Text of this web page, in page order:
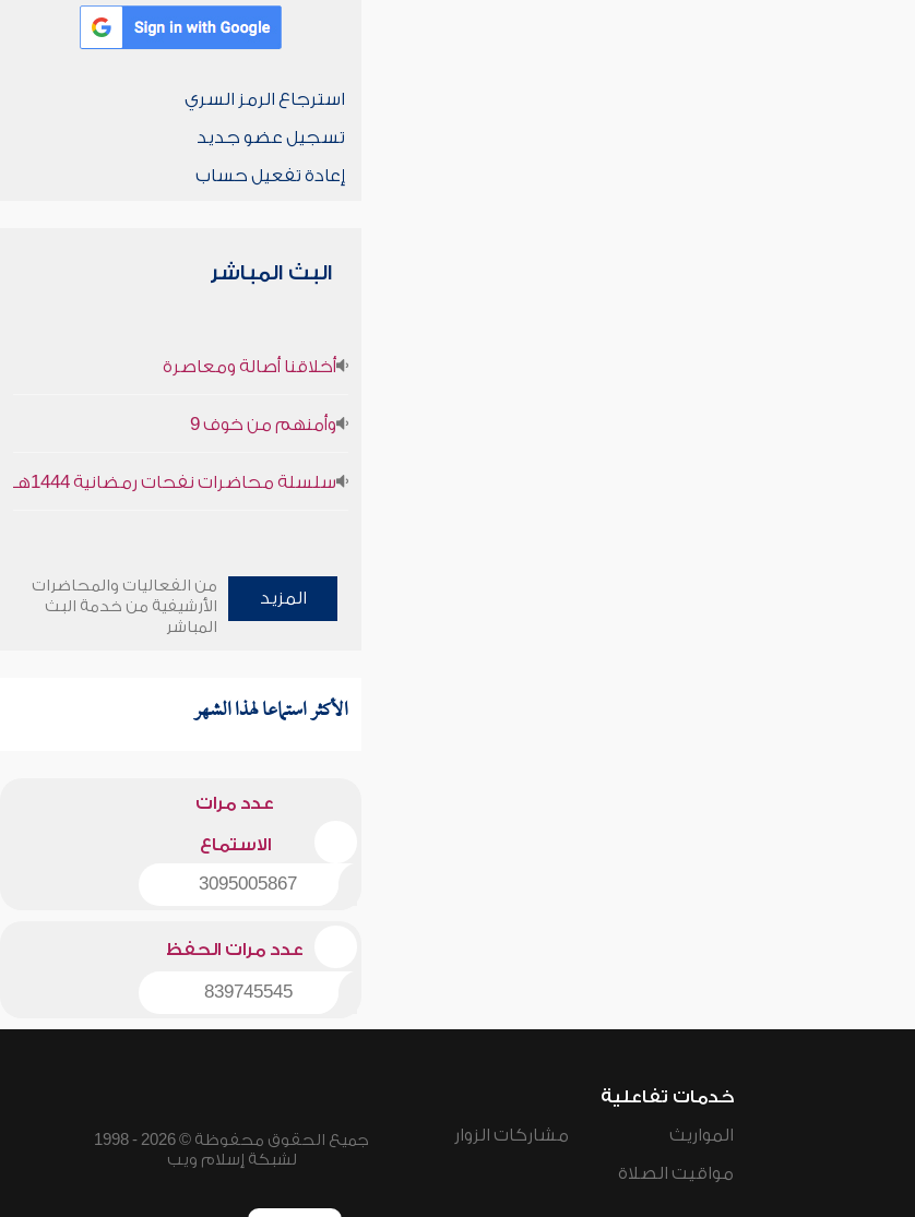
استرجاع الرمز السري
تسجيل عضو جديد
إعادة تفعيل حساب
البث المباشر
أخلاقنا أصالة ومعاصرة
وأمنهم من خوف 9
سلسلة محاضرات نفحات رمضانية 1444هـ
المزيد
من الفعاليات والمحاضرات
الأرشيفية من خدمة البث
المباشر
الأكثر استماعا لهذا الشهر
عدد مرات
الاستماع
3095005867
عدد مرات الحفظ
839745545
خدمات تفاعلية
المواريث
مواقيت الصلاة
مشاركات الزوار
جميع الحقوق محفوظة © 2026 - 1998
لشبكة إسلام ويب